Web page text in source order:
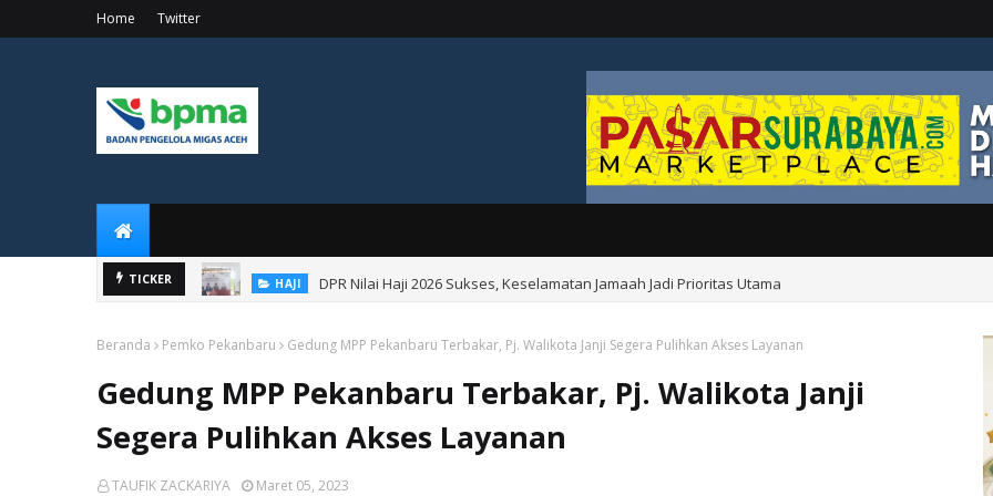
Home Twitter
TICKER HAJI DPR Nilai Haji 2026 Sukses, Keselamatan Jamaah Jadi Prioritas Utama
Beranda Pemko Pekanbaru Gedung MPP Pekanbaru Terbakar, Pj. Walikota Janji Segera Pulihkan Akses Layanan
Gedung MPP Pekanbaru Terbakar, Pj. Walikota Janji
Segera Pulihkan Akses Layanan
TAUFIK ZACKARIYA Maret 05, 2023